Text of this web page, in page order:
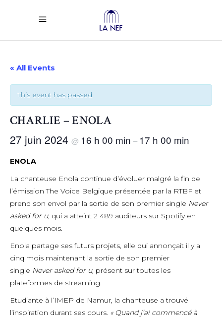
« All Events
This event has passed.
CHARLIE – ENOLA
27 juin 2024 @ 16 h 00 min – 17 h 00 min
ENOLA
La chanteuse Enola continue d’évoluer malgré la fin de
l’émission The Voice Belgique présentée par la RTBF et
prend son envol par la sortie de son premier single Never
asked for u, qui a atteint 2 489 auditeurs sur Spotify en
quelques mois.
Enola partage ses futurs projets, elle qui annonçait il y a
cinq mois maintenant la sortie de son premier
single Never asked for u, présent sur toutes les
plateformes de streaming.
Etudiante à l’IMEP de Namur, la chanteuse a trouvé
l’inspiration durant ses cours. « Quand j’ai commencé à